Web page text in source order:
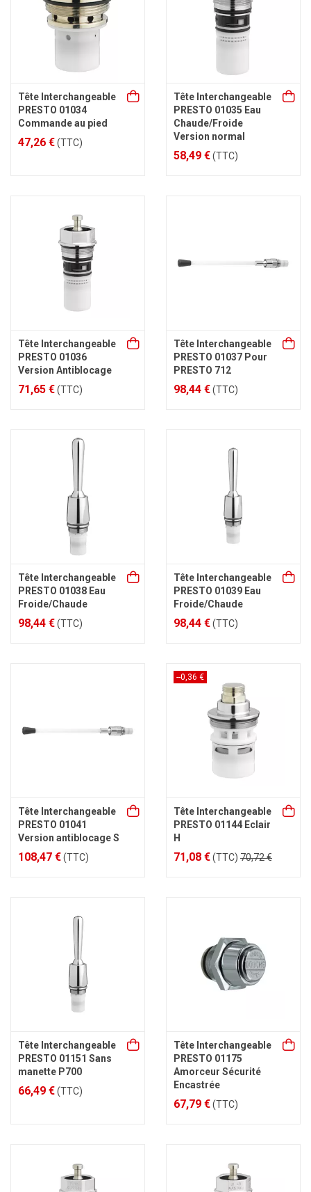
Tête Interchangeable
PRESTO 01034
Commande au pied
47,26 €(TTC)
Tête Interchangeable
PRESTO 01035 Eau
Chaude/Froide
Version normal
58,49 €(TTC)
Tête Interchangeable
PRESTO 01036
Version Antiblocage
71,65 €(TTC)
Tête Interchangeable
PRESTO 01037 Pour
PRESTO 712
98,44 €(TTC)
Tête Interchangeable
PRESTO 01038 Eau
Froide/Chaude
98,44 €(TTC)
Tête Interchangeable
PRESTO 01039 Eau
Froide/Chaude
98,44 €(TTC)
Tête Interchangeable
PRESTO 01041
Version antiblocage S
108,47 €(TTC)
--0,36 €
Tête Interchangeable
PRESTO 01144 Eclair
H
71,08 €(TTC) 70,72 €
Tête Interchangeable
PRESTO 01151 Sans
manette P700
66,49 €(TTC)
Tête Interchangeable
PRESTO 01175
Amorceur Sécurité
Encastrée
67,79 €(TTC)